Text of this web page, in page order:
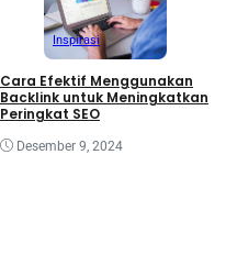
Inspirasi
Cara Efektif Menggunakan
Backlink untuk Meningkatkan
Peringkat SEO
Desember 9, 2024